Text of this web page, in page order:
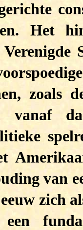
Het
zoals
vanaf
van
zich